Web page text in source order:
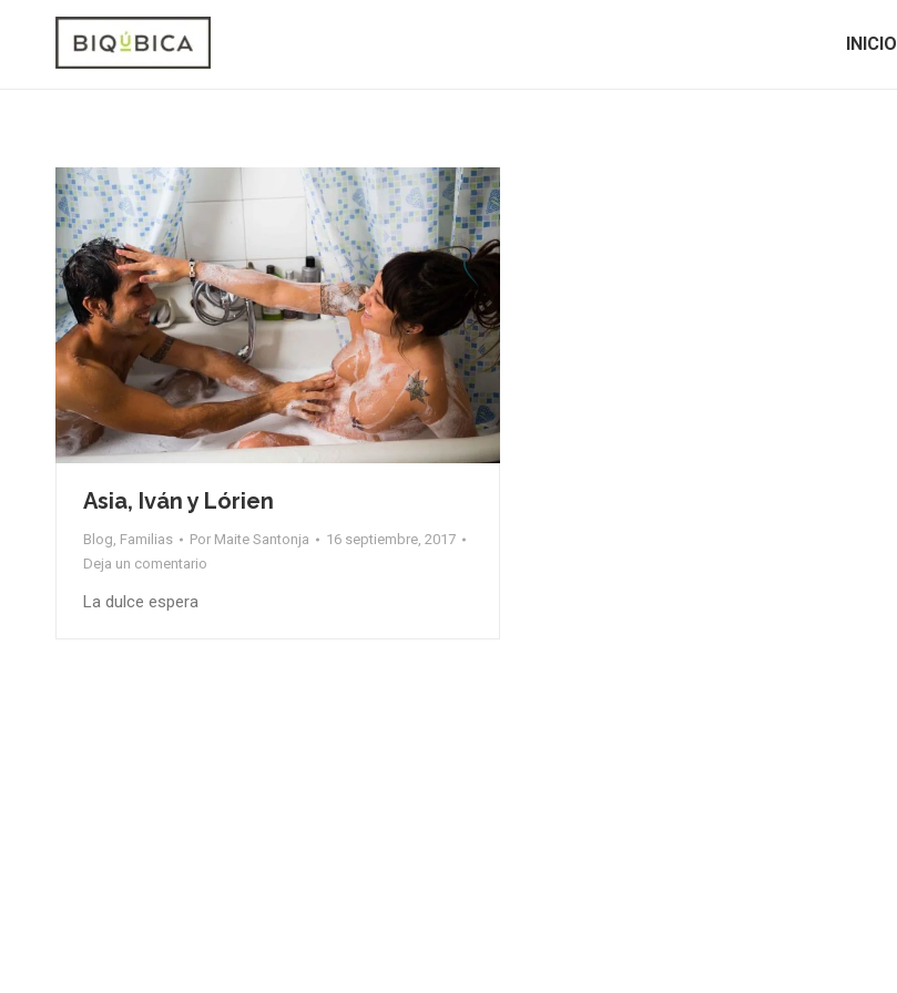
INICIO
Asia, Iván y Lórien
Blog, Familias Por Maite Santonja
16 septiembre, 2017
Deja un comentario
La dulce espera
INICIO